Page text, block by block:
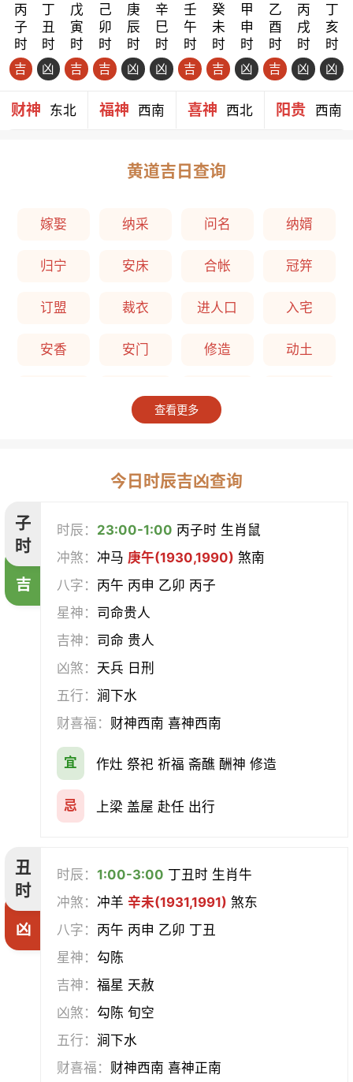
丙
子
时
吉
丁
丑
时
凶
戊
寅
时
吉
己
卯
时
吉
庚
辰
时
凶
辛
巳
时
凶
壬
午
时
吉
癸
未
时
吉
甲
申
时
凶
乙
酉
时
吉
丙
戌
时
凶
丁
亥
时
凶
财神 东北 福神 西南 喜神 西北 阳贵 西南
黄道吉日查询
嫁娶 纳采 问名 纳婿
归宁 安床 合帐 冠笄
订盟 裁衣 进人口 入宅
安香 安门 修造 动土
平治道涂 造桥
造仓 修饰垣墙 造船
造畜稠 盖屋
经络 酝酿 造车器
赴任 立券 置产
祭祀 祈福 求嗣
普渡 造庙 斋醮
移徙 分居 出火
习艺 栽种
放水 畋猎
求医 治病 安机械
查看更多
今日时辰吉凶查询
子
时
吉
时辰： 23:00-1:00 丙子时 生肖鼠
冲煞：冲马 庚午(1930,1990) 煞南
八字： 丙午 丙申 乙卯 丙子
星神： 司命贵人
吉神： 司命 贵人
凶煞： 天兵 日刑
五行：涧下水
财喜福： 财神西南 喜神西南
宜 作灶 祭祀 祈福 斋醮 酬神 修造
忌 上梁 盖屋 赴任 出行
丑
时
凶
时辰：1:00-3:00 丁丑时 生肖牛
冲煞：冲羊辛未(1931,1991) 煞东
八字： 丙午 丙申 乙卯 丁丑
星神： 勾陈
吉神：福星 天赦
凶煞： 勾陈 旬空
五行：涧下水
财喜福： 财神西南 喜神正南